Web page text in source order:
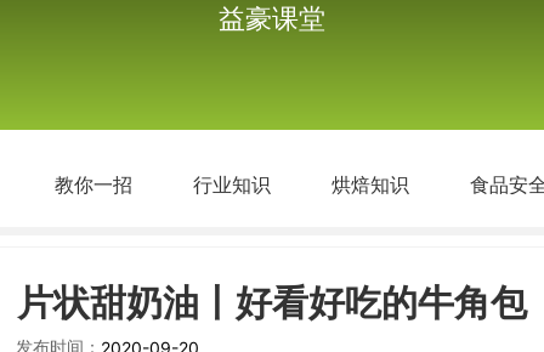
新闻中心
益豪课堂
益豪课堂
教你一招 行业知识 烘焙知识 食品安
片状甜奶油丨好看好吃的牛角包
发布时间： 2020-09-20